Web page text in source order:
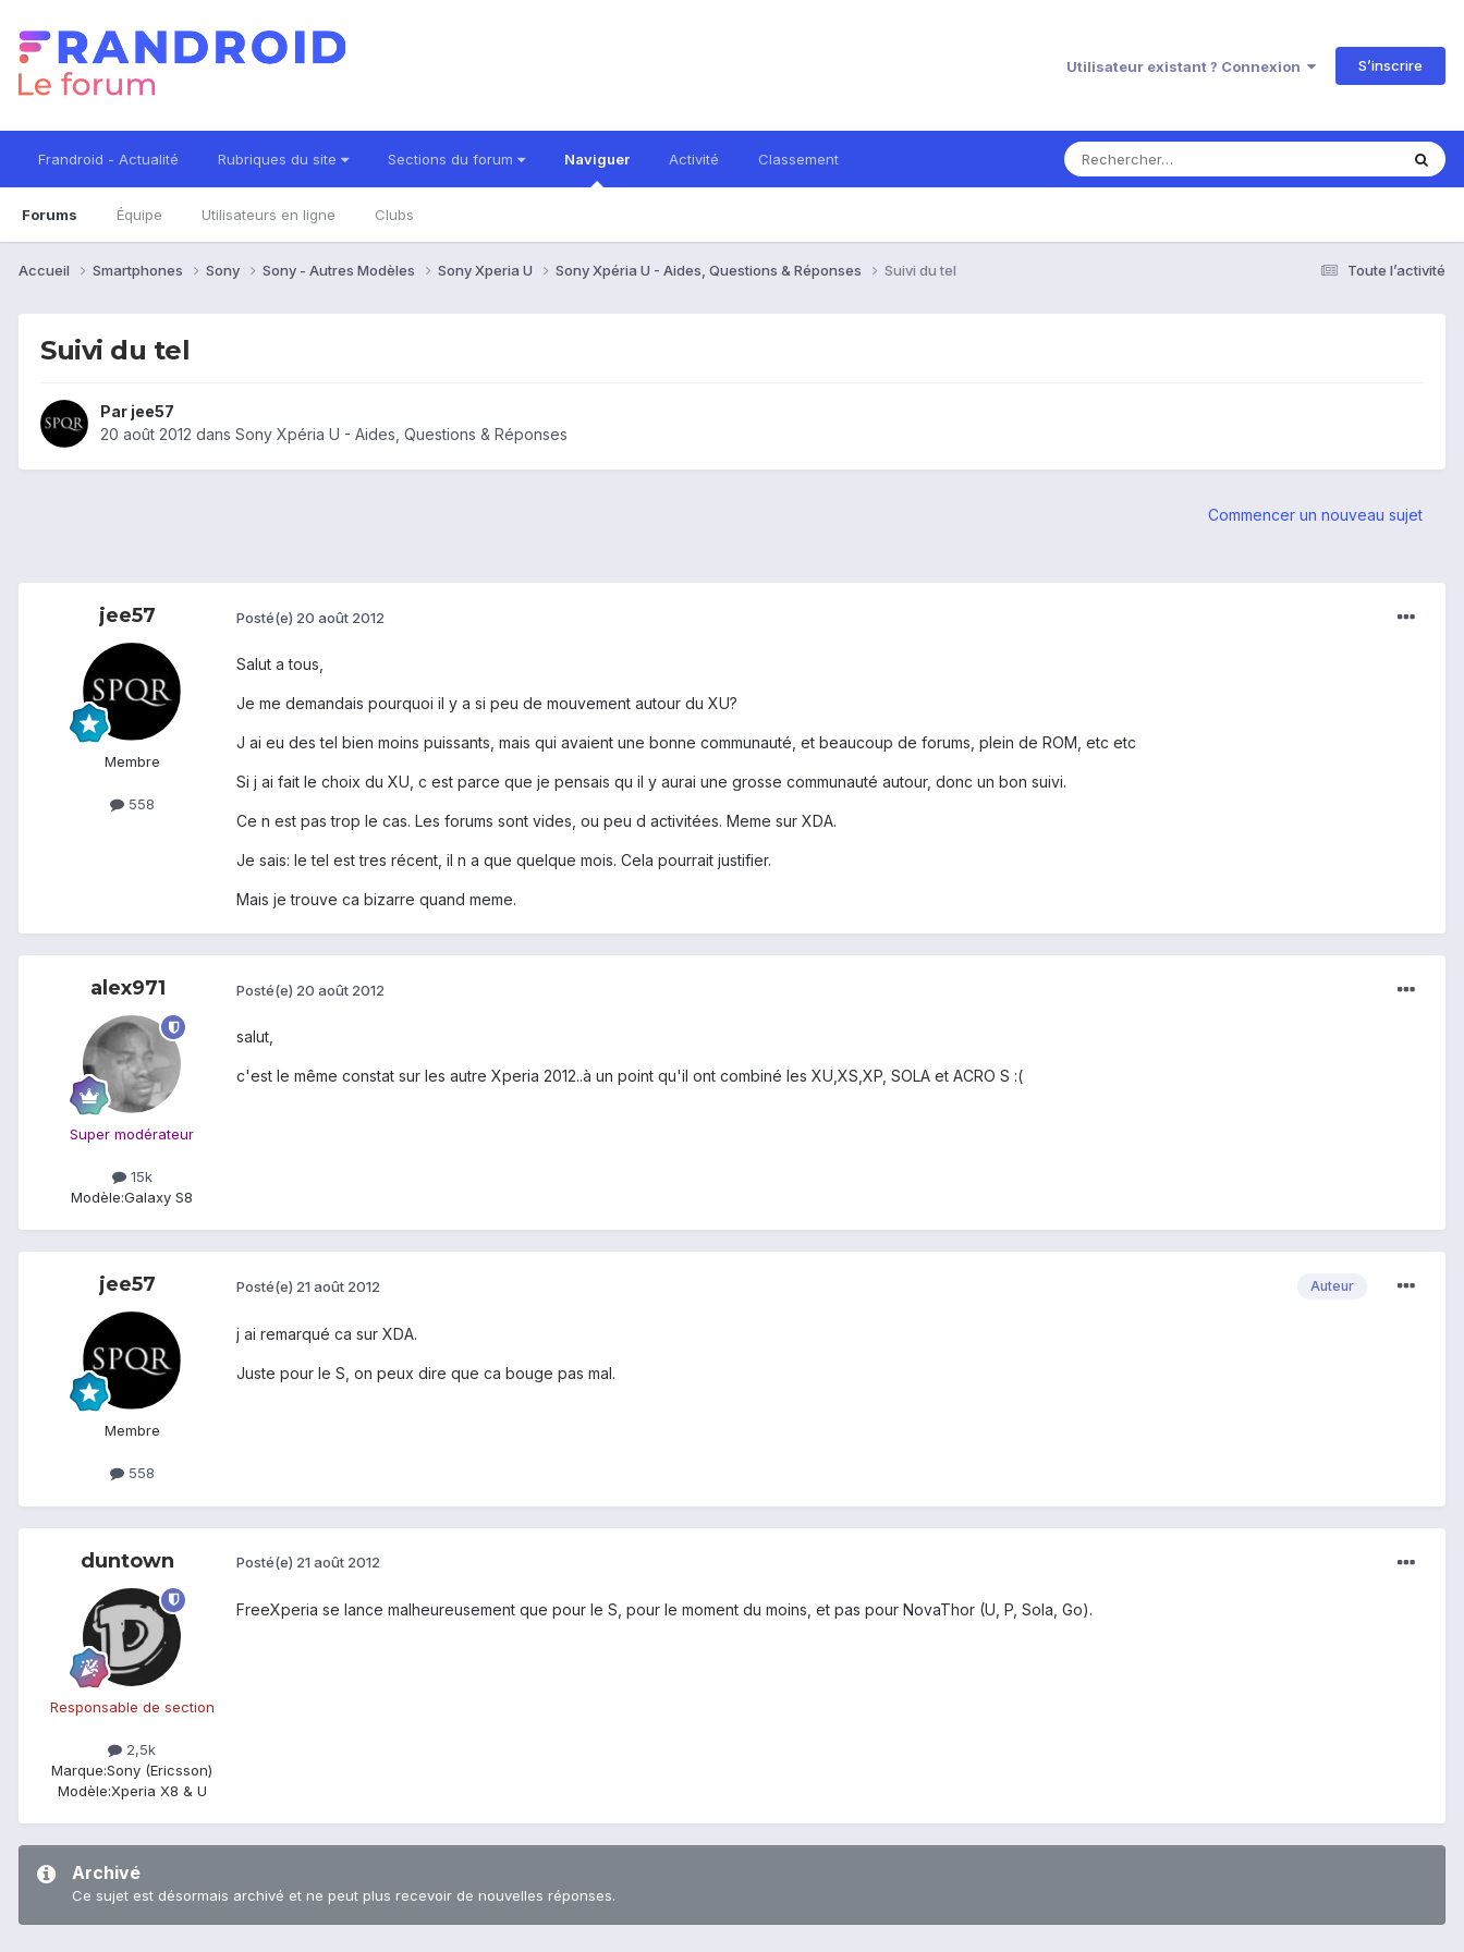
Utilisateur existant ? Connexion S’inscrire
Frandroid - Actualité Rubriques du site Sections du forum Naviguer
Forums Équipe Utilisateurs en ligne Clubs
Activité Classement
Toute l’activité
Accueil Smartphones Sony Sony - Autres Modèles Sony Xperia U Sony Xpéria U - Aides, Questions & Réponses Suivi du tel
Suivi du tel
Par jee57
20 août 2012 dans Sony Xpéria U - Aides, Questions & Réponses
Commencer un nouveau sujet
jee57
Membre
558
Posté(e) 20 août 2012
Salut a tous,
Je me demandais pourquoi il y a si peu de mouvement autour du XU?
J ai eu des tel bien moins puissants, mais qui avaient une bonne communauté, et beaucoup de forums, plein de ROM, etc etc
Si j ai fait le choix du XU, c est parce que je pensais qu il y aurai une grosse communauté autour, donc un bon suivi.
Ce n est pas trop le cas. Les forums sont vides, ou peu d activitées. Meme sur XDA.
Je sais: le tel est tres récent, il n a que quelque mois. Cela pourrait justifier.
Mais je trouve ca bizarre quand meme.
alex971
Super modérateur
15k
Modèle:Galaxy S8
Posté(e) 20 août 2012
salut,
c'est le même constat sur les autre Xperia 2012..à un point qu'il ont combiné les XU,XS,XP, SOLA et ACRO S :(
jee57
Membre
558
Auteur
Posté(e) 21 août 2012
j ai remarqué ca sur XDA.
Juste pour le S, on peux dire que ca bouge pas mal.
duntown
Responsable de section
2,5k
Marque:Sony (Ericsson)
Modèle:Xperia X8 & U
Posté(e) 21 août 2012
FreeXperia se lance malheureusement que pour le S, pour le moment du moins, et pas pour NovaThor (U, P, Sola, Go).
Archivé
Ce sujet est désormais archivé et ne peut plus recevoir de nouvelles réponses.